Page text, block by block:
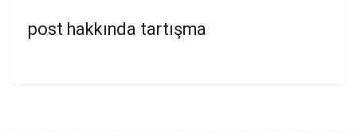
post hakkında tartışma